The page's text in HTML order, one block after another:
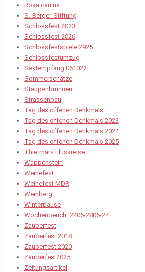
Rosa canina
S.-Berger-Stiftung
Schlossfest 2023
Schlossfest 2026
Schlossfestspiele 2925
Schlossfestumzug
Sektempfang 061022
Sommerschätze
Staupenbrunnen
Strassenbau
Tag des offenen Denkmals
Tag des offenen Denkmals 2023
Tag des offenen Denkmals 2024
Tag des offenen Denkmals 2025
Thietmars Flussreise
Wappenstein
Weihefest
Weihefest MDR
Weinberg
Winterpause
Wochenbericht 2406-2806-24
Zauberfest
Zauberfest 2018
Zauberfest 2020
Zauberfest2025
Zeitungsartikel